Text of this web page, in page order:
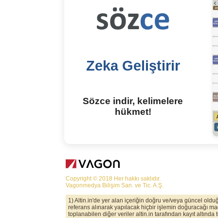
Zeka Geliştirir
Sözce indir, kelimelere
hükmet!
Copyright © 2018 Her hakkı saklıdır.
Vagonmedya Bilişim San. ve Tic. A.Ş.
1) Altin.in'de yer alan içeriğin doğru ve/veya güncel
referans alınarak yapılacak hiçbir işlemin doğuracağı
toplanabilen diğer veriler altin.in tarafından kayıt